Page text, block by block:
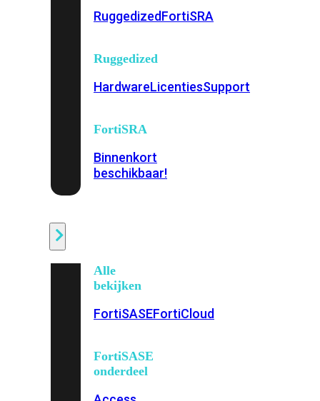
RuggedizedFortiSRA
Ruggedized
HardwareLicentiesSupport
FortiSRA
Binnenkort
beschikbaar!
Alle
bekijken
FortiSASEFortiCloud
FortiSASE
onderdeel